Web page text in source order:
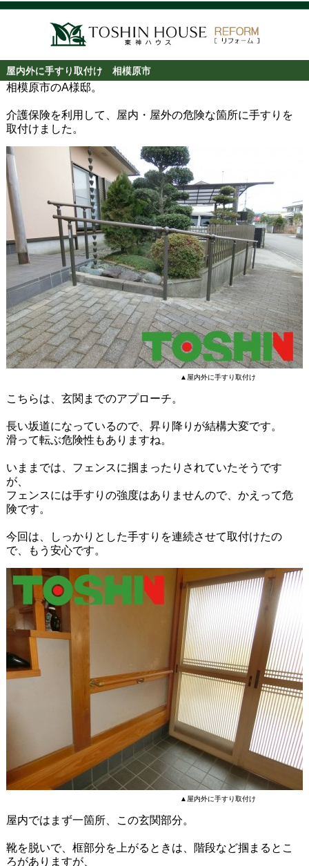
屋内外に手すり取付け 相模原市
相模原市のA様邸。
介護保険を利用して、屋内・屋外の危険な箇所に手すりを
取付けました。
▲屋内外に手すり取付け
こちらは、玄関までのアプローチ。
長い坂道になっているので、昇り降りが結構大変です。
滑って転ぶ危険性もありますね。
いままでは、フェンスに掴まったりされていたそうです
が、
フェンスには手すりの強度はありませんので、かえって危
険です。
今回は、しっかりとした手すりを連続させて取付けたの
で、もう安心です。
▲屋内外に手すり取付け
屋内ではまず一箇所、この玄関部分。
靴を脱いで、框部分を上がるときは、階段など掴まるとこ
ろがありますが、